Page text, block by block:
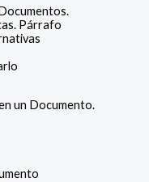
Párrafo
un Documento.